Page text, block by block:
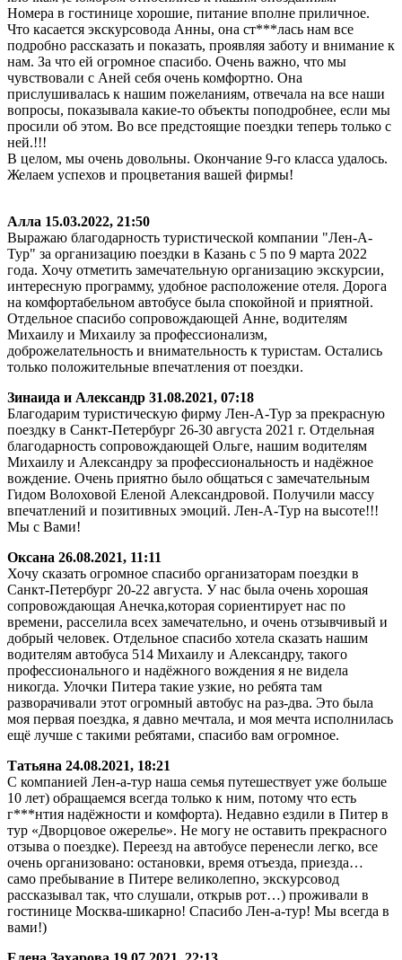
Номера в гостинице хорошие, питание вполне приличное.
Что касается экскурсовода Анны, она ст***лась нам все
подробно рассказать и показать, проявляя заботу и внимание к
нам. За что ей огромное спасибо. Очень важно, что мы
чувствовали с Аней себя очень комфортно. Она
прислушивалась к нашим пожеланиям, отвечала на все наши
вопросы, показывала какие-то объекты поподробнее, если мы
просили об этом. Во все предстоящие поездки теперь только с
ней.!!!
В целом, мы очень довольны. Окончание 9-го класса удалось.
Желаем успехов и процветания вашей фирмы!
Алла 15.03.2022, 21:50
Выражаю благодарность туристической компании "Лен-А-
Тур" за организацию поездки в Казань с 5 по 9 марта 2022
года. Хочу отметить замечательную организацию экскурсии,
интересную программу, удобное расположение отеля. Дорога
на комфортабельном автобусе была спокойной и приятной.
Отдельное спасибо сопровождающей Анне, водителям
Михаилу и Михаилу за профессионализм,
доброжелательность и внимательность к туристам. Остались
только положительные впечатления от поездки.
Зинаида и Александр 31.08.2021, 07:18
Благодарим туристическую фирму Лен-А-Тур за прекрасную
поездку в Санкт-Петербург 26-30 августа 2021 г. Отдельная
благодарность сопровождающей Ольге, нашим водителям
Михаилу и Александру за профессиональность и надёжное
вождение. Очень приятно было общаться с замечательным
Гидом Волоховой Еленой Александровой. Получили массу
впечатлений и позитивных эмоций. Лен-А-Тур на высоте!!!
Мы с Вами!
Оксана 26.08.2021, 11:11
Хочу сказать огромное спасибо организаторам поездки в
Санкт-Петербург 20-22 августа. У нас была очень хорошая
сопровождающая Анечка,которая сориентирует нас по
времени, расселила всех замечательно, и очень отзывчивый и
добрый человек. Отдельное спасибо хотела сказать нашим
водителям автобуса 514 Михаилу и Александру, такого
профессионального и надёжного вождения я не видела
никогда. Улочки Питера такие узкие, но ребята там
разворачивали этот огромный автобус на раз-два. Это была
моя первая поездка, я давно мечтала, и моя мечта исполнилась
ещё лучше с такими ребятами, спасибо вам огромное.
Татьяна 24.08.2021, 18:21
С компанией Лен-а-тур наша семья путешествует уже больше
10 лет) обращаемся всегда только к ним, потому что есть
г***нтия надёжности и комфорта). Недавно ездили в Питер в
тур «Дворцовое ожерелье». Не могу не оставить прекрасного
отзыва о поездке). Переезд на автобусе перенесли легко, все
очень организовано: остановки, время отъезда, приезда…
само пребывание в Питере великолепно, экскурсовод
рассказывал так, что слушали, открыв рот…) проживали в
гостинице Москва-шикарно! Спасибо Лен-а-тур! Мы всегда в
вами!)